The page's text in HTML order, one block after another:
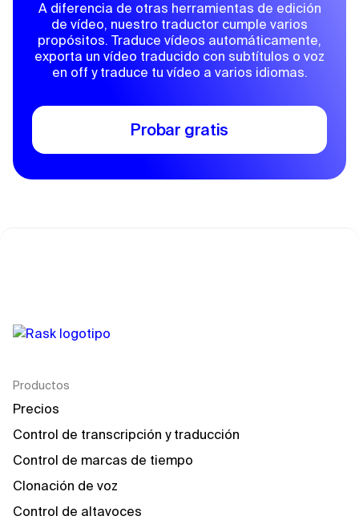
A diferencia de otras herramientas de edición
de vídeo, nuestro traductor cumple varios
propósitos. Traduce vídeos automáticamente,
exporta un vídeo traducido con subtítulos o voz
en off y traduce tu vídeo a varios idiomas.
Probar gratis
Productos
Precios
Control de transcripción y traducción
Control de marcas de tiempo
Clonación de voz
Control de altavoces